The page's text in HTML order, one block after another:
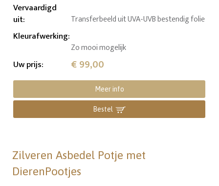
Vervaardigd
uit: Transferbeeld uit UVA-UVB bestendig folie
Kleurafwerking:
Zo mooi mogelijk
Uw prijs: € 99,00
Meer info
Bestel
Zilveren Asbedel Potje met
DierenPootjes